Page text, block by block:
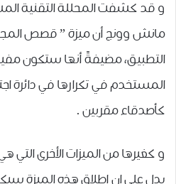
و قد ﻛﺸﻔﺖ ﺍﻟﻤﺤﻠﻠﺔ التقنية
ﻣﺎﻧﺶ ﻭﻭﻧﺞ ﺃﻥ ﻣﻴﺰﺓ ” ﻗﺼﺺ
ﺍﻟﺘﻄﺒﻴﻖ، مضيفةً أنها ﺳﺘﻜﻮﻥ
ﺍﻟﻤﺴﺘﺨﺪﻡ ﻓﻲ ﺗﻜﺮﺍﺭﻫﺎ ﻓﻲ ﺩﺍﺋﺮﺓ
ﻛﺄﺻﺪﻗﺎﺀ ﻣﻘﺮﺑﻴﻦ .
و كغيرها من الميزات ﺍﻷﺧﺮﻯ التي هي
يدل على ان إطلاق هذه الميزة